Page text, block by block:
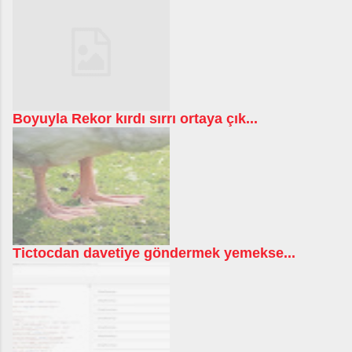
Boyuyla Rekor kırdı sırrı ortaya çık...
Tictocdan davetiye göndermek yemekse...